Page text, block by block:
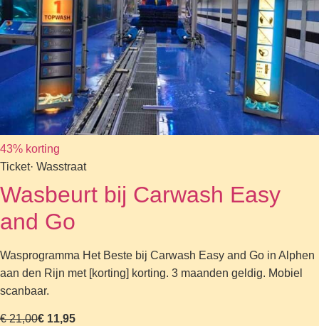
43% korting
Ticket· Wasstraat
Wasbeurt bij Carwash Easy
and Go
Wasprogramma Het Beste bij Carwash Easy and Go in Alphen
aan den Rijn met [korting] korting. 3 maanden geldig. Mobiel
scanbaar.
€ 21,00€ 11,95